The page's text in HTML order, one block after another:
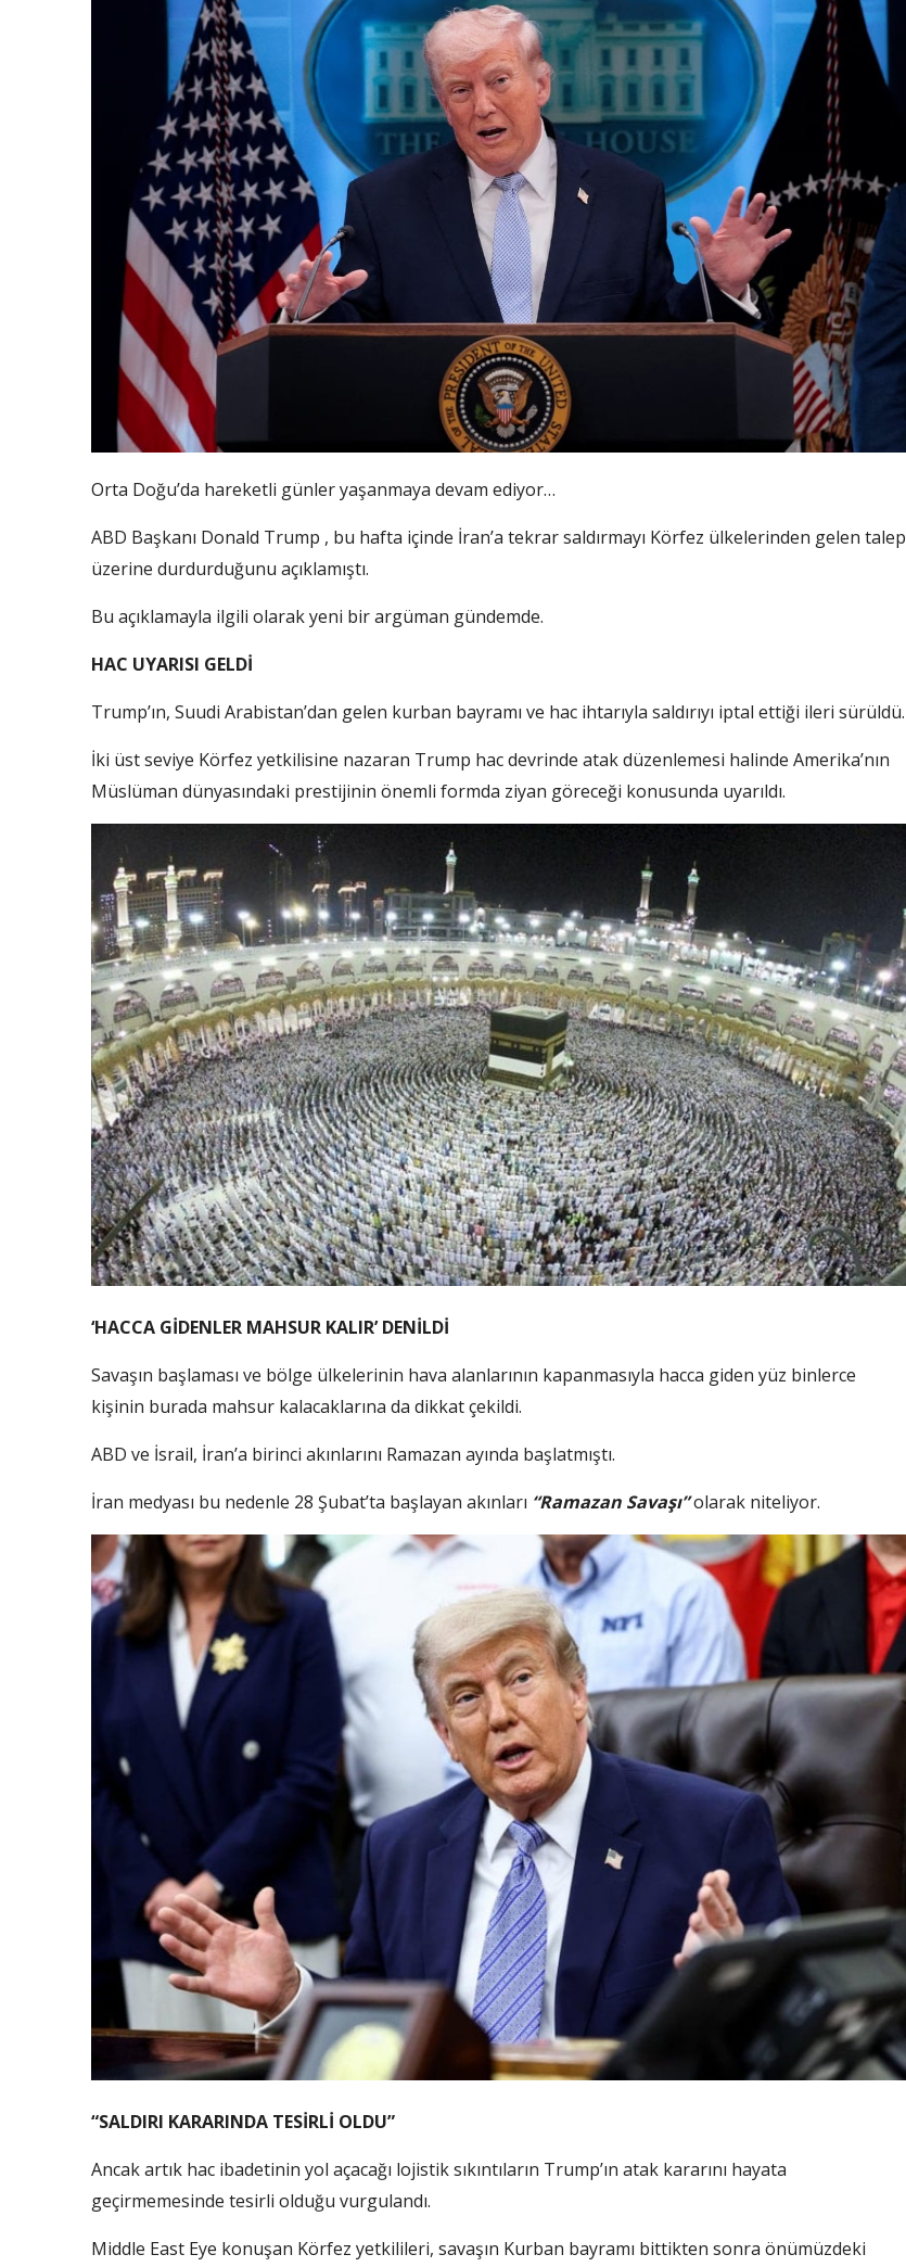
Orta Doğu’da hareketli günler yaşanmaya devam ediyor…
ABD Başkanı Donald Trump , bu hafta içinde İran’a tekrar saldırmayı Körfez ülkelerinden gelen talep
üzerine durdurduğunu açıklamıştı.
Bu açıklamayla ilgili olarak yeni bir argüman gündemde.
HAC UYARISI GELDİ
Trump’ın, Suudi Arabistan’dan gelen kurban bayramı ve hac ihtarıyla saldırıyı iptal ettiği ileri sürüldü.
İki üst seviye Körfez yetkilisine nazaran Trump hac devrinde atak düzenlemesi halinde Amerika’nın
Müslüman dünyasındaki prestijinin önemli formda ziyan göreceği konusunda uyarıldı.
‘HACCA GİDENLER MAHSUR KALIR’ DENİLDİ
Savaşın başlaması ve bölge ülkelerinin hava alanlarının kapanmasıyla hacca giden yüz binlerce
kişinin burada mahsur kalacaklarına da dikkat çekildi.
ABD ve İsrail, İran’a birinci akınlarını Ramazan ayında başlatmıştı.
İran medyası bu nedenle 28 Şubat’ta başlayan akınları “Ramazan Savaşı”olarak niteliyor.
“SALDIRI KARARINDA TESİRLİ OLDU”
Ancak artık hac ibadetinin yol açacağı lojistik sıkıntıların Trump’ın atak kararını hayata
geçirmemesinde tesirli olduğu vurgulandı.
Middle East Eye konuşan Körfez yetkilileri, savaşın Kurban bayramı bittikten sonra önümüzdeki